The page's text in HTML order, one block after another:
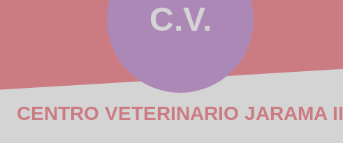
C.V.
CENTRO VETERINARIO JARAMA II